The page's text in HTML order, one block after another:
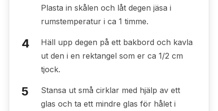
Plasta in skålen och låt degen jäsa i
rumstemperatur i ca 1 timme.
Häll upp degen på ett bakbord och kavla
ut den i en rektangel som er ca 1/2 cm
tjock.
Stansa ut små cirklar med hjälp av ett
glas och ta ett mindre glas för hålet i